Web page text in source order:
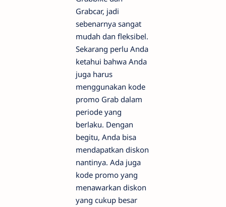
Grabcar, jadi
sebenarnya sangat
mudah dan fleksibel.
Sekarang perlu Anda
ketahui bahwa Anda
juga harus
menggunakan kode
promo Grab dalam
periode yang
berlaku. Dengan
begitu, Anda bisa
mendapatkan diskon
nantinya. Ada juga
kode promo yang
menawarkan diskon
yang cukup besar